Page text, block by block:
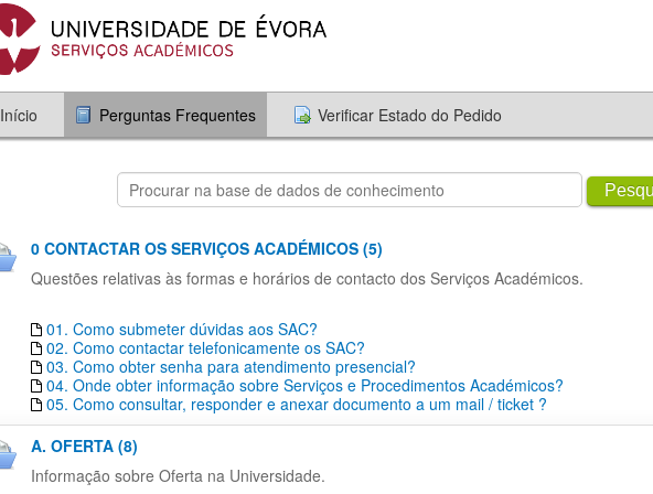
Início Perguntas Frequentes Verificar Estado do Pedido
0 CONTACTAR OS SERVIÇOS ACADÉMICOS (5)
Questões relativas às formas e horários de contacto dos Serviços Académicos.
01. Como submeter dúvidas aos SAC?
02. Como contactar telefonicamente os SAC?
03. Como obter senha para atendimento presencial?
04. Onde obter informação sobre Serviços e Procedimentos Académicos?
05. Como consultar, responder e anexar documento a um mail / ticket ?
A. OFERTA (8)
Informação sobre Oferta na Universidade.